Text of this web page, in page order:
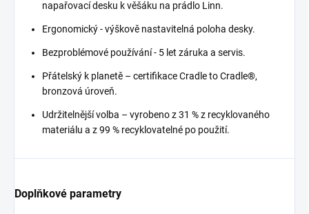
napařovací desku k věšáku na prádlo Linn.
Ergonomický - výškově nastavitelná poloha desky.
Bezproblémové používání - 5 let záruka a servis.
Přátelský k planetě – certifikace Cradle to Cradle®,
bronzová úroveň.
Udržitelnější volba – vyrobeno z 31 % z recyklovaného
materiálu a z 99 % recyklovatelné po použití.
Doplňkové parametry